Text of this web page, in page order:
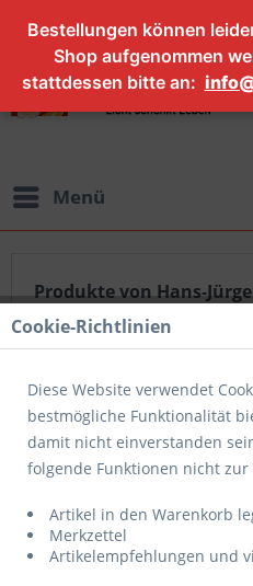
Bestellungen können
Shop aufgenommen
stattdessen bitte an:
Menü
Produkte von Hans-
Cookie-Richtlinien
Diese Website verwendet
bestmögliche Funktionalität
damit nicht einverstanden
folgende Funktionen nicht zur
Artikel in den Warenkorb
Merkzettel
Artikelempfehlungen und